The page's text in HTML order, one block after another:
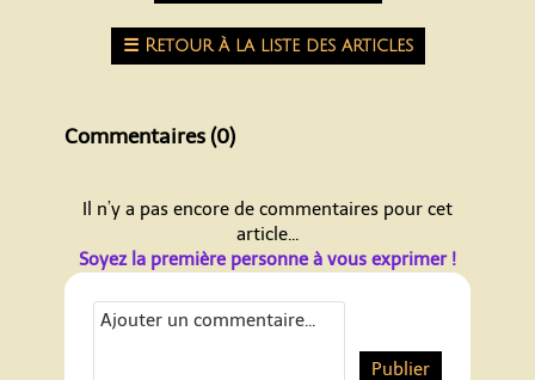
☰ Retour à la liste des articles
Commentaires (0)
Il n’y a pas encore de commentaires pour cet
article...
Soyez la première personne à vous exprimer !
Publier